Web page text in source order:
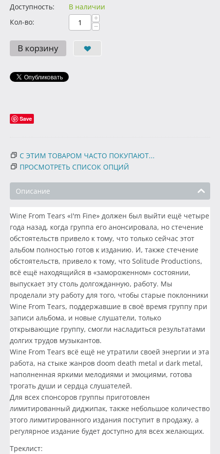
Доступность:
В наличии
Кол-во:
+
−
В корзину
Save
С ЭТИМ ТОВАРОМ ЧАСТО ПОКУПАЮТ...
ПРОСМОТРЕТЬ СПИСОК ОПЦИЙ
Описание
Wine From Tears «I'm Fine» должен был выйти ещё четыре
года назад, когда группа его анонсировала, но стечение
обстоятельств привело к тому, что только сейчас этот
альбом полностью готов к изданию. И, также стечение
обстоятельств, привело к тому, что Solitude Productions,
всё ещё находящийся в «замороженном» состоянии,
выпускает эту столь долгожданную, работу. Мы
проделали эту работу для того, чтобы старые поклонники
Wine From Tears, поддержавшие в своё время группу при
записи альбома, и новые слушатели, только
открывающие группу, смогли насладиться результатами
долгих трудов музыкантов.
Wine From Tears всё ещё не утратили своей энергии и эта
работа, на стыке жанров doom death metal и dark metal,
наполненная яркими мелодиями и эмоциями, готова
трогать души и сердца слушателей.
Для всех спонсоров группы приготовлен
лимитированный диджипак, также небольшое количество
этого лимитированного издания поступит в продажу, а
регулярное издание будет доступно для всех желающих.
Треклист: